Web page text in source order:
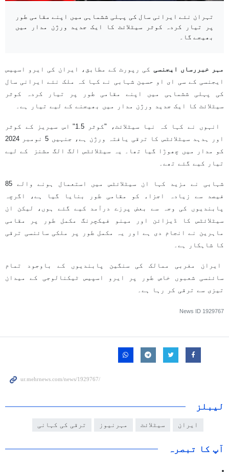
تہران نئے ایرانی سال کی پہلی ششماہی میں اپنے مقامی طور
پر تیار کردہ کوثر سیٹلائٹ کا ایک جدید ورژن مدار میں
بھیجے گا۔
مہر خبررساں ایجنسی کی رپورٹ کے مطابق، ایران کی ایرو اسپیس
ایجنسی کے سی ای او حسین شہابی نے کہا کہ ملک نئے ایرانی سال
کی پہلی ششماہی میں اپنے مقامی طور پر تیار کردہ کوثر
سیٹلائٹ کا ایک جدید ورژن مدار میں بھیجنے کے لیے تیار ہے۔
انہوں نے کہا کہ نیا سیٹلائٹ، "کوثر 1.5" اس سیریز کے کوثر
اور ہدہد سیٹلائٹس کا ترقی یافتہ ورژن ہے، جنہیں 5 نومبر 2024
کو مدار میں چھوڑا گیا تھا۔ یہ سیٹلائٹس الگ الگ مشنز کے لیے
تیار کیے گئے تھے۔
شہابی نے مزید کہا ان سیٹلائٹس میں استعمال ہونے والے 85
فیصد سے زیادہ اجزاء کو مقامی طور بنایا گیا ہے، اگرچہ
پابندیوں کی وجہ سے بعض پرزے درآمد کیے گئے ہوں، لیکن ان
سیٹلائٹس کا ڈیزائن اور مینو فیکچرنگ مکمل طور پر مقامی
ماہرین نے انجام دی ہے اور یہ مکمل طور پر ملکی سائنسی ترقی
کا شاہکار ہے۔
ایران مغربی ممالک کی سنگین پابندیوں کے باوجود تمام
سائنسی شعبوں خاص طور پر ایرو اسپیس ٹیکنالوجی کے میدان
تیزی سے ترقی کر رہا ہے۔
News ID 1929767
لیبلز
ایران سیٹلائٹ مہرنیوز ترقی کی کہانی
آپ کا تبصرہ